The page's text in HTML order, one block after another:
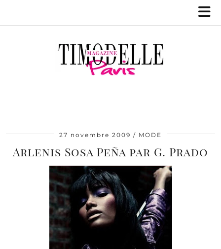
27 novembre 2009 MODE
Arlenis Sosa Peña par G. Prado